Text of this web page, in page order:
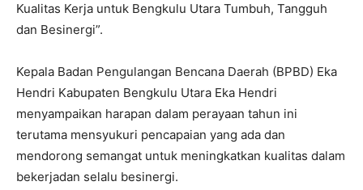
Kualitas Kerja untuk Bengkulu Utara Tumbuh, Tangguh
dan Besinergi”.
Kepala Badan Pengulangan Bencana Daerah (BPBD) Eka
Hendri Kabupaten Bengkulu Utara Eka Hendri
menyampaikan harapan dalam perayaan tahun ini
terutama mensyukuri pencapaian yang ada dan
mendorong semangat untuk meningkatkan kualitas dalam
bekerjadan selalu besinergi.